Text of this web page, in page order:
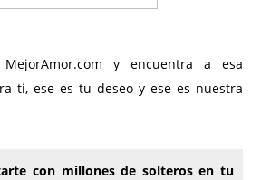
y encuentra a esa
ti, ese es tu deseo y ese es nuestra
con millones de solteros en tu